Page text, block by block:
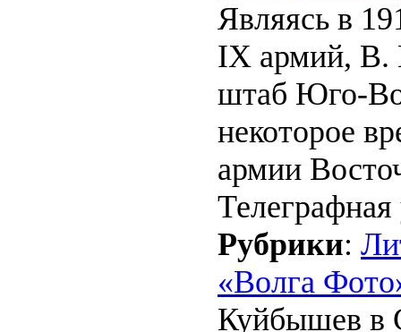
Являясь в
IX армий, В.
штаб Юго-
некоторое
армии
Рубрики:
«Волга
Куйбышев в